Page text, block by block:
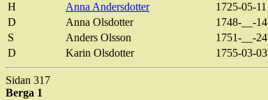
H
Anna Andersdotter 1725-05-11
D
Anna Olsdotter 1748-__-14
S
Anders Olsson
1751-__-24
D
Karin Olsdotter 1755-03-03
Sidan 317
Berga 1